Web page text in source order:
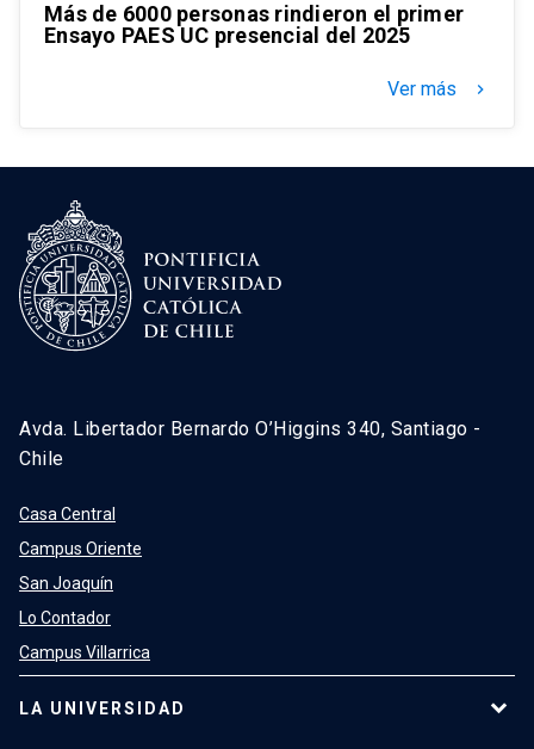
Más de 6000 personas rindieron el primer
Ensayo PAES UC presencial del 2025
Ver más keyboard_arrow_right
Avda. Libertador Bernardo O’Higgins 340, Santiago -
Chile
Casa Central
Campus Oriente
San Joaquín
Lo Contador
Campus Villarrica
LA UNIVERSIDAD